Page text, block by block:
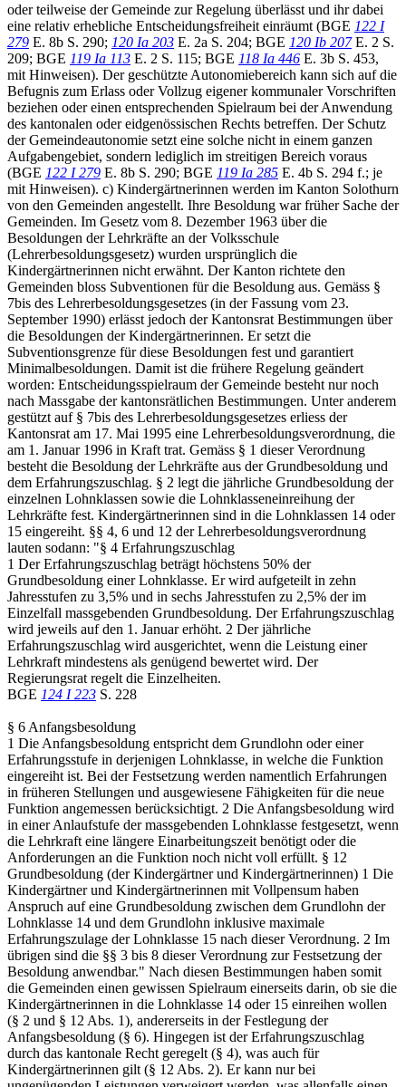
oder teilweise der Gemeinde zur Regelung überlässt und ihr dabei
eine relativ erhebliche Entscheidungsfreiheit einräumt (BGE 122 I
279 E. 8b S. 290; 120 Ia 203 E. 2a S. 204; BGE 120 Ib 207E. 2 S.
209; BGE 119 Ia 113 E. 2 S. 115; BGE 118 Ia 446 E. 3b S. 453,
mit Hinweisen). Der geschützte Autonomiebereich kann sich auf die
Befugnis zum Erlass oder Vollzug eigener kommunaler Vorschriften
beziehen oder einen entsprechenden Spielraum bei der Anwendung
des kantonalen oder eidgenössischen Rechts betreffen. Der Schutz
der Gemeindeautonomie setzt eine solche nicht in einem ganzen
Aufgabengebiet, sondern lediglich im streitigen Bereich voraus
(BGE 122 I 279 E. 8b S. 290; BGE 119 Ia 285 E. 4b S. 294 f.; je
mit Hinweisen). c) Kindergärtnerinnen werden im Kanton Solothurn
von den Gemeinden angestellt. Ihre Besoldung war früher Sache der
Gemeinden. Im Gesetz vom 8. Dezember 1963 über die
Besoldungen der Lehrkräfte an der Volksschule
(Lehrerbesoldungsgesetz) wurden ursprünglich die
Kindergärtnerinnen nicht erwähnt. Der Kanton richtete den
Gemeinden bloss Subventionen für die Besoldung aus. Gemäss §
7bis des Lehrerbesoldungsgesetzes (in der Fassung vom 23.
September 1990) erlässt jedoch der Kantonsrat Bestimmungen über
die Besoldungen der Kindergärtnerinnen. Er setzt die
Subventionsgrenze für diese Besoldungen fest und garantiert
Minimalbesoldungen. Damit ist die frühere Regelung geändert
worden: Entscheidungsspielraum der Gemeinde besteht nur noch
nach Massgabe der kantonsrätlichen Bestimmungen. Unter anderem
gestützt auf § 7bis des Lehrerbesoldungsgesetzes erliess der
Kantonsrat am 17. Mai 1995 eine Lehrerbesoldungsverordnung, die
am 1. Januar 1996 in Kraft trat. Gemäss § 1 dieser Verordnung
besteht die Besoldung der Lehrkräfte aus der Grundbesoldung und
dem Erfahrungszuschlag. § 2 legt die jährliche Grundbesoldung der
einzelnen Lohnklassen sowie die Lohnklasseneinreihung der
Lehrkräfte fest. Kindergärtnerinnen sind in die Lohnklassen 14 oder
15 eingereiht. §§ 4, 6 und 12 der Lehrerbesoldungsverordnung
lauten sodann: "§ 4 Erfahrungszuschlag
1 Der Erfahrungszuschlag beträgt höchstens 50% der
Grundbesoldung einer Lohnklasse. Er wird aufgeteilt in zehn
Jahresstufen zu 3,5% und in sechs Jahresstufen zu 2,5% der im
Einzelfall massgebenden Grundbesoldung. Der Erfahrungszuschlag
wird jeweils auf den 1. Januar erhöht. 2 Der jährliche
Erfahrungszuschlag wird ausgerichtet, wenn die Leistung einer
Lehrkraft mindestens als genügend bewertet wird. Der
Regierungsrat regelt die Einzelheiten.
BGE 124 I 223 S. 228
§ 6 Anfangsbesoldung
1 Die Anfangsbesoldung entspricht dem Grundlohn oder einer
Erfahrungsstufe in derjenigen Lohnklasse, in welche die Funktion
eingereiht ist. Bei der Festsetzung werden namentlich Erfahrungen
in früheren Stellungen und ausgewiesene Fähigkeiten für die neue
Funktion angemessen berücksichtigt. 2 Die Anfangsbesoldung wird
in einer Anlaufstufe der massgebenden Lohnklasse festgesetzt, wenn
die Lehrkraft eine längere Einarbeitungszeit benötigt oder die
Anforderungen an die Funktion noch nicht voll erfüllt. § 12
Grundbesoldung (der Kindergärtner und Kindergärtnerinnen) 1 Die
Kindergärtner und Kindergärtnerinnen mit Vollpensum haben
Anspruch auf eine Grundbesoldung zwischen dem Grundlohn der
Lohnklasse 14 und dem Grundlohn inklusive maximale
Erfahrungszulage der Lohnklasse 15 nach dieser Verordnung. 2 Im
übrigen sind die §§ 3 bis 8 dieser Verordnung zur Festsetzung der
Besoldung anwendbar." Nach diesen Bestimmungen haben somit
die Gemeinden einen gewissen Spielraum einerseits darin, ob sie die
Kindergärtnerinnen in die Lohnklasse 14 oder 15 einreihen wollen
(§ 2 und § 12 Abs. 1), andererseits in der Festlegung der
Anfangsbesoldung (§ 6). Hingegen ist der Erfahrungszuschlag
durch das kantonale Recht geregelt (§ 4), was auch für
Kindergärtnerinnen gilt (§ 12 Abs. 2). Er kann nur bei